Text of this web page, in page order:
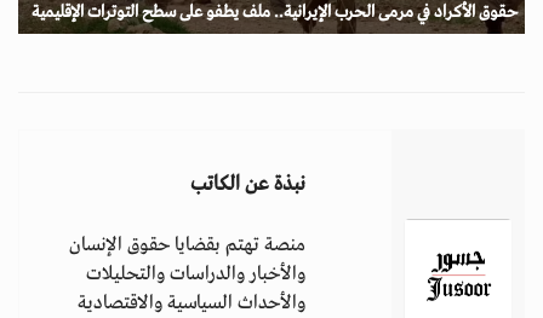
حقوق الأكراد في مرمى الحرب الإيرانية.. ملف يطفو على سطح التوترات الإقليمية
نبذة عن الكاتب
منصة تهتم بقضايا حقوق الإنسان
والأخبار والدراسات والتحليلات
والأحداث السياسية والاقتصادية